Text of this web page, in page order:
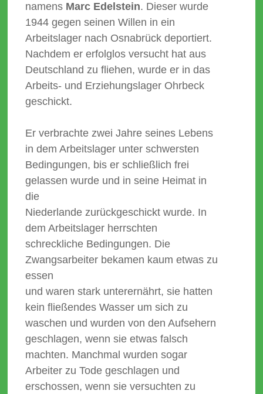
namens Marc Edelstein. Dieser wurde
1944 gegen seinen Willen in ein
Arbeitslager nach Osnabrück deportiert.
Nachdem er erfolglos versucht hat aus
Deutschland zu fliehen, wurde er in das
Arbeits- und Erziehungslager Ohrbeck
geschickt.
Er verbrachte zwei Jahre seines Lebens
in dem Arbeitslager unter schwersten
Bedingungen, bis er schließlich frei
gelassen wurde und in seine Heimat in
die
Niederlande zurückgeschickt wurde. In
dem Arbeitslager herrschten
schreckliche Bedingungen. Die
Zwangsarbeiter bekamen kaum etwas zu
essen
und waren stark unterernährt, sie hatten
kein fließendes Wasser um sich zu
waschen und wurden von den Aufsehern
geschlagen, wenn sie etwas falsch
machten. Manchmal wurden sogar
Arbeiter zu Tode geschlagen und
erschossen, wenn sie versuchten zu